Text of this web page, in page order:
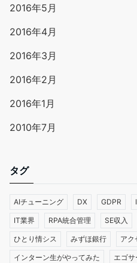
2016年5月
2016年4月
2016年3月
2016年2月
2016年1月
2010年7月
タグ
AIチューニング DX GDPR
IT業界 RPA統合管理 SE収入
ひとり情シス みずほ銀行 アク
インターン生がやってみた エゴサ